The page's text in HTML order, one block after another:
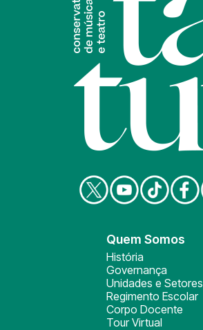
Quem Somos
História
Governança
Unidades e Setores
Regimento Escolar
Corpo Docente
Tour Virtual